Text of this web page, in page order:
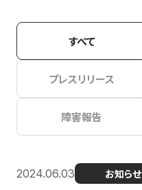
すべて
プレスリリース
障害報告
2024.06.03 お知らせ